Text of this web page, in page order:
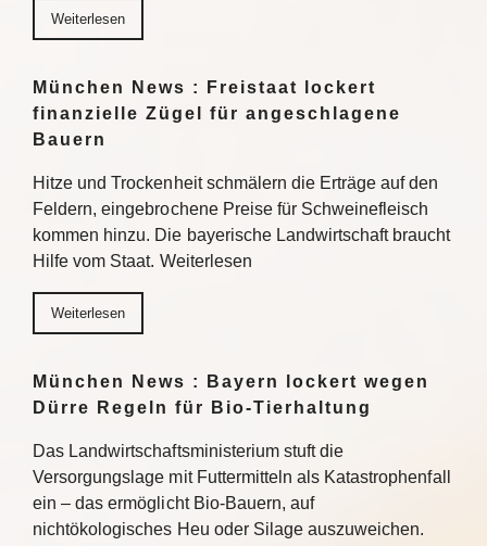
Weiterlesen
München News : Freistaat lockert
finanzielle Zügel für angeschlagene
Bauern
Hitze und Trockenheit schmälern die Erträge auf den
Feldern, eingebrochene Preise für Schweinefleisch
kommen hinzu. Die bayerische Landwirtschaft braucht
Hilfe vom Staat. Weiterlesen
Weiterlesen
München News : Bayern lockert wegen
Dürre Regeln für Bio-Tierhaltung
Das Landwirtschaftsministerium stuft die
Versorgungslage mit Futtermitteln als Katastrophenfall
ein – das ermöglicht Bio-Bauern, auf
nichtökologisches Heu oder Silage auszuweichen.